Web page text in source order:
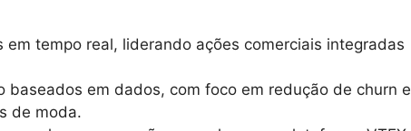
em tempo real, liderando ações comerciais integradas
baseados em dados, com foco em redução de churn e
de moda.